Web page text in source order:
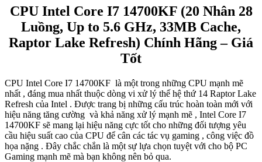
lượng
CPU Intel Core I7 14700KF (20 Nhân 28
Luồng, Up to 5.6 GHz, 33MB Cache,
Raptor Lake Refresh) Chính Hãng – Giá
Tốt
CPU Intel Core I7 14700KF là một trong những CPU mạnh mẽ
nhất , đáng mua nhất thuộc dòng vi xử lý thế hệ thứ 14 Raptor Lake
Refresh của Intel . Được trang bị những cấu trúc hoàn toàn mới với
hiệu năng tăng cường và khả năng xử lý mạnh mẽ , Intel Core I7
14700KF sẽ mang lại hiệu năng cực tốt cho những đối tượng yêu
cầu hiệu suất cao của CPU để cân các tác vụ gaming , công việc đồ
họa nặng . Đây chắc chắn là một sự lựa chọn tuyệt với cho bộ PC
Gaming mạnh mẽ mà bạn không nên bỏ qua.